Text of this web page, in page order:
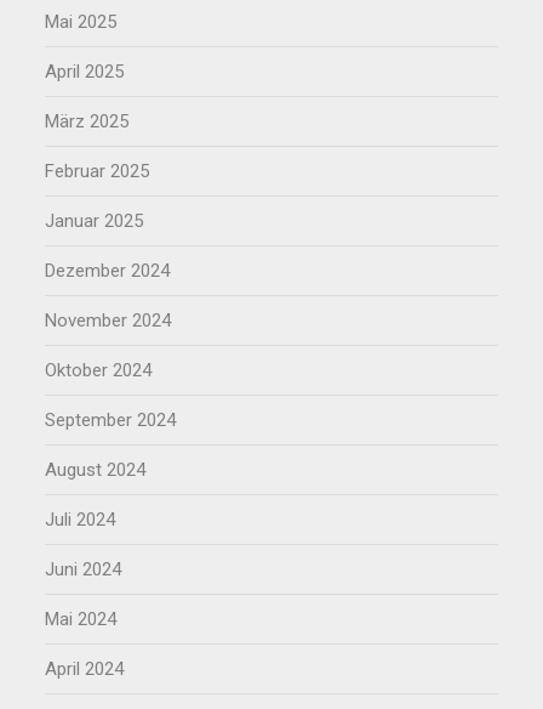
Mai 2025
April 2025
März 2025
Februar 2025
Januar 2025
Dezember 2024
November 2024
Oktober 2024
September 2024
August 2024
Juli 2024
Juni 2024
Mai 2024
April 2024